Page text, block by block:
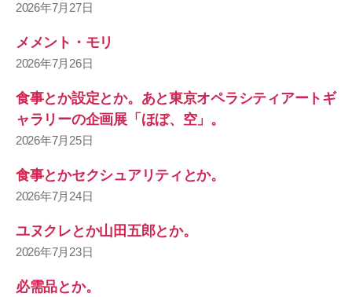
2026年7月27日
メメント・モリ
2026年7月26日
食事とか設定とか。あと東京オペラシティアートギ
ャラリーの企画展「ほぼ、空」。
2026年7月25日
食事とかセクシュアリティとか。
2026年7月24日
ユヌクレとか山田五郎とか。
2026年7月23日
必需品とか。